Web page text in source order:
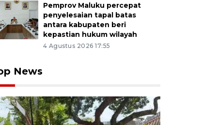
Pemprov Maluku percepat
penyelesaian tapal batas
antara kabupaten beri
kepastian hukum wilayah
4 Agustus 2026 17:55
News